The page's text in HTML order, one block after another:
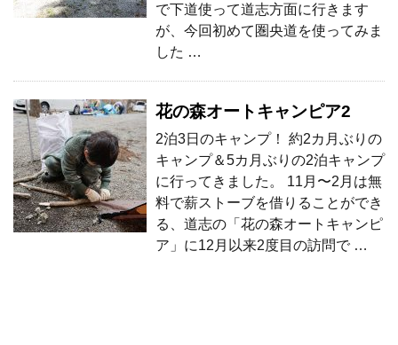
で下道使って道志方面に行きます
が、今回初めて圏央道を使ってみま
した …
花の森オートキャンピア2
2泊3日のキャンプ！ 約2カ月ぶりの
キャンプ＆5カ月ぶりの2泊キャンプ
に行ってきました。 11月〜2月は無
料で薪ストーブを借りることができ
る、道志の「花の森オートキャンピ
ア」に12月以来2度目の訪問で …